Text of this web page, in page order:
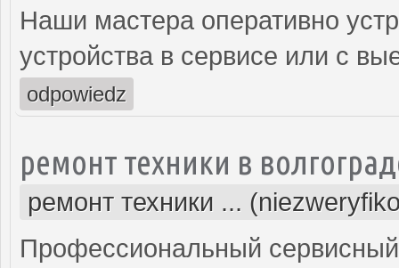
Наши мастера оперативно
устройства в сервисе или с
odpowiedz
ремонт техники в
ремонт техники ...
Профессиональный